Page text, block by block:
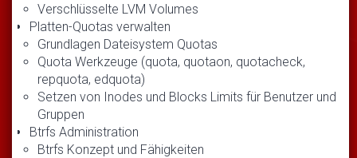
Verschlüsselte LVM Volumes
Platten-Quotas verwalten
Grundlagen Dateisystem Quotas
Quota Werkzeuge (quota, quotaon, quotacheck,
repquota, edquota)
Setzen von Inodes und Blocks Limits für Benutzer und
Gruppen
Btrfs Administration
Btrfs Konzept und Fähigkeiten